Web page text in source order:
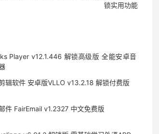
锁实用功能
Player v12.1.446 解锁高级版 全能安卓音
辑软件 安卓版VLLO v13.2.18 解锁付费版
件 FairEmail v1.2327 中文免费版